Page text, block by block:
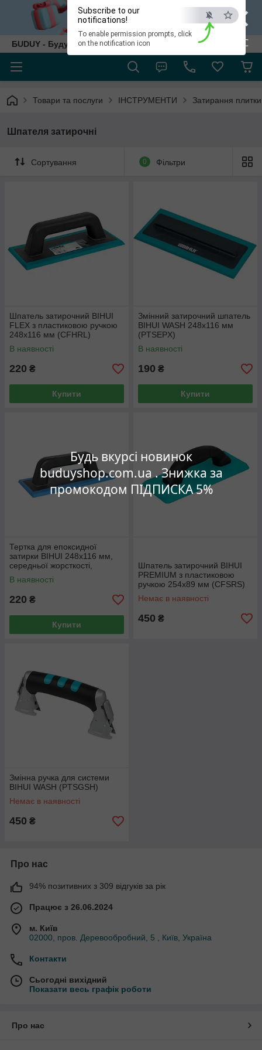
×
ESC
Будь вкурсі новинок
buduyshop.com.ua . Знижка за
промокодом ПІДПИСКА 5%
Subscribe to our
notifications!
To enable permission prompts, click
on the notification icon
БUDUY - Будуй як собі!
Товари та послуги ІНСТРУМЕНТИ Затирання плитки
Шпателя затирочні
Сортування 0 Фільтри
Шпатель затирочний BIHUI
FLEX з пластиковою ручкою
248х116 мм (CFHRL)
В наявності
220 ₴
Купити
Змінний затирочний шпатель
BIHUI WASH 248х116 мм
(PTSEPX)
В наявності
190 ₴
Купити
Тертка для епоксидної
затирки BIHUI 248х116 мм,
середньої жорсткості,
(CFHSL)
В наявності
220 ₴
Купити
Шпатель затирочний BIHUI
PREMIUM з пластиковою
ручкою 254х89 мм (CFSRS)
Немає в наявності
450 ₴
Змінна ручка для системи
BIHUI WASH (PTSGSH)
Немає в наявності
450 ₴
Про нас
94% позитивних з 309 відгуків за рік
Працює з 26.06.2024
м. Київ
02000, пров. Деревообробний, 5 , Київ, Україна
Контакти
Сьогодні вихідний
Показати весь графік роботи
Про нас